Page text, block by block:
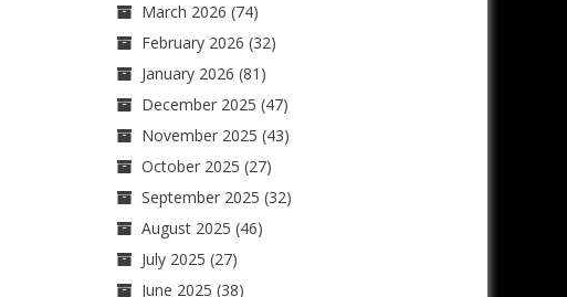
March 2026 (74)
February 2026 (32)
January 2026 (81)
December 2025 (47)
November 2025 (43)
October 2025 (27)
September 2025 (32)
August 2025 (46)
July 2025 (27)
June 2025 (38)